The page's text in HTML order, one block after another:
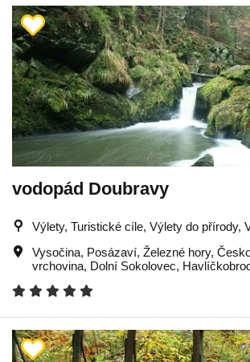
vodopád Doubravy
Výlety, Turistické cíle, Výlety do přírody,
Vysočina, Posázaví, Železné hory,
vrchovina, Dolní Sokolovec,